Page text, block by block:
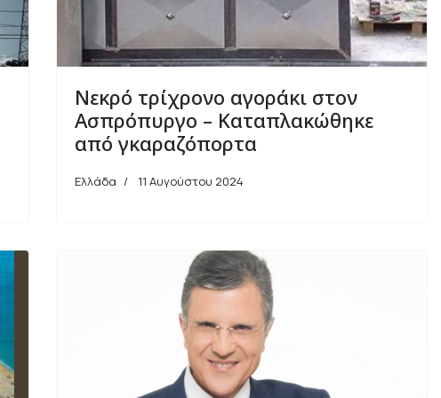
Nεκρό τρίχρονο αγοράκι στον
Ασπρόπυργο – Καταπλακώθηκε
από γκαραζόπορτα
Ελλάδα 11 Αυγούστου 2024